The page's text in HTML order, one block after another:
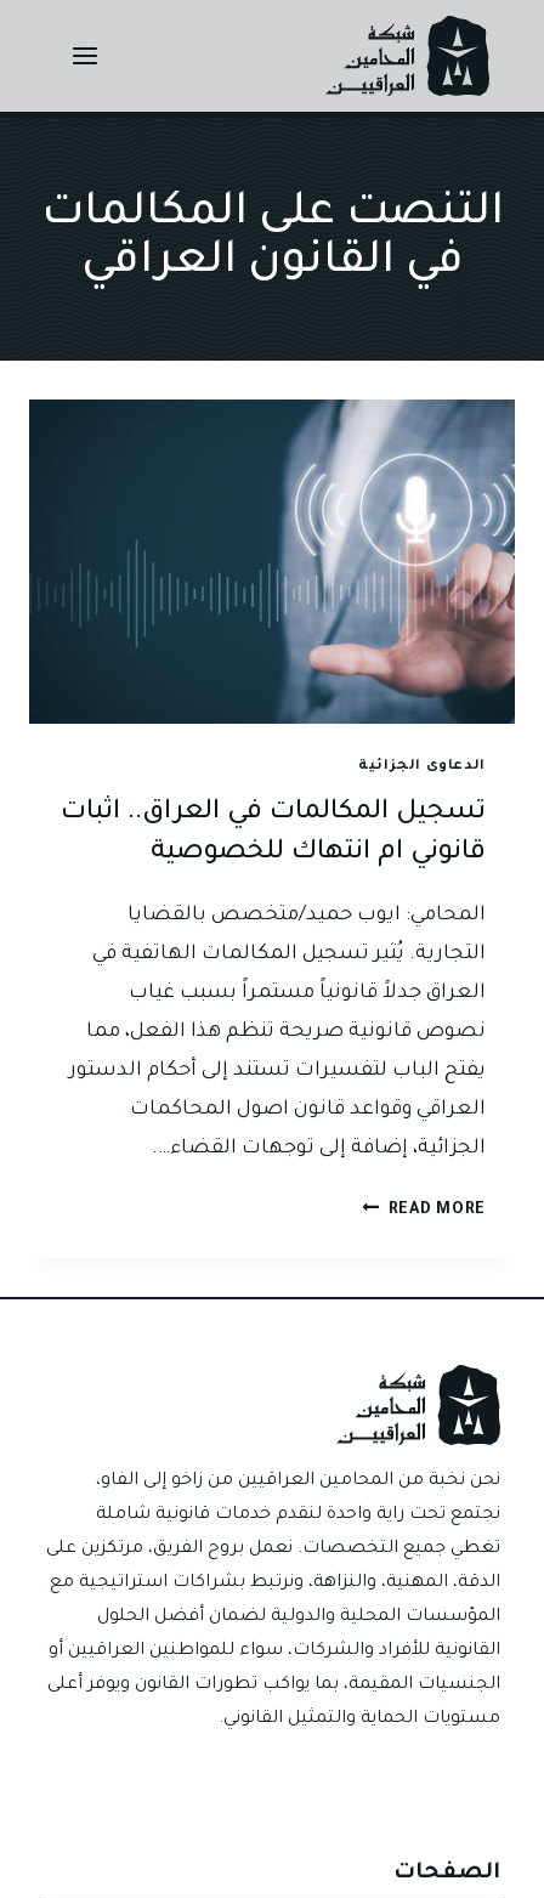
content
التنصت على المكالمات
في القانون العراقي
الدعاوى الجزائية
تسجيل المكالمات في العراق.. اثبات
قانوني ام انتهاك للخصوصية
المحامي: ايوب حميد/متخصص بالقضايا
التجارية. يُثير تسجيل المكالمات الهاتفية في
العراق جدلاً قانونياً مستمراً بسبب غياب
نصوص قانونية صريحة تنظم هذا الفعل، مما
يفتح الباب لتفسيرات تستند إلى أحكام الدستور
العراقي وقواعد قانون اصول المحاكمات
الجزائية، إضافة إلى توجهات القضاء….
READ MORE تسجيل
العراق..
ام
انتهاك
للخصوصية
نحن نخبة من المحامين العراقيين من زاخو إلى الفاو،
نجتمع تحت راية واحدة لنقدم خدمات قانونية شاملة
تغطي جميع التخصصات. نعمل بروح الفريق، مرتكزين على
الدقة، المهنية، والنزاهة، ونرتبط بشراكات استراتيجية مع
المؤسسات المحلية والدولية لضمان أفضل الحلول
القانونية للأفراد والشركات، سواء للمواطنين العراقيين أو
الجنسيات المقيمة، بما يواكب تطورات القانون ويوفر أعلى
مستويات الحماية والتمثيل القانوني.
الصفحات